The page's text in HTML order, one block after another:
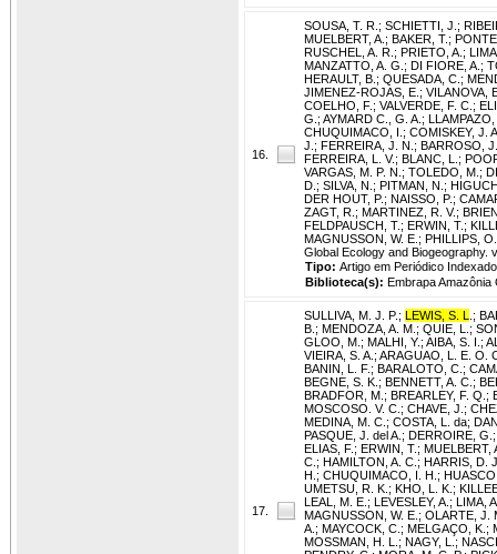
16.
SOUSA, T. R. ; SCHIETTI, J. ;
MUELBERT, A. ; BAKER, T. ;
RUSCHEL, A. R. ; PRIETO, A. ;
MANZATTO, A. G. ; DI FIORE, A. ;
HERAULT, B. ; QUESADA, C. ;
JIMENEZ-ROJAS, E. ; VILANOVA,
COELHO, F. ; VALVERDE, F. C. ;
G. ; AYMARD C., G. A. ;
CHUQUIMACO, I. ; COMISKEY, J.
J. ; FERREIRA, J. N. ; BARROSO,
FERREIRA, L. V.; BLANC, L. ;
VARGAS, M. P. N. ; TOLEDO, M. ;
D. ; SILVA, N. ; PITMAN, N. ;
DER HOUT, P. ; NAISSO, P. ;
ZAGT, R. ; MARTINEZ, R. V.;
FELDPAUSCH, T. ; ERWIN, T. ;
MAGNUSSON, W. E. ; PHILLIPS,
Global Ecology and Biogeography.
Tipo: Artigo em Periódico Indexado
Biblioteca(s): Embrapa Amazônia
17.
SULLIVA, M. J. P. ; LEWIS, S. L ;
B. ; MENDOZA, A. M. ; QUIE, L. ;
GLOO, M. ; MALHI, Y. ; AIBA, S. I. ;
VIEIRA, S. A. ; ARAGUAO, L. E. O.
BANIN, L. F. ; BARALOTO, C. ;
BEGNE, S. K. ; BENNETT, A. C. ;
BRADFOR, M. ; BREARLEY, F. Q. ;
MOSCOSO. V. C. ; CHAVE, J. ;
MEDINA, M. C. ; COSTA, L. da;
PASQUE, J. del A. ; DERROIRE, G.
ELIAS, F. ; ERWIN, T. ; MUELBERT,
C. ; HAMILTON, A. C. ; HARRIS, D.
H. ; CHUQUIMACO, I. H. ;
UMETSU, R. K. ; KHO, L. K. ;
LEAL, M. E. ; LEVESLEY, A. ; LIMA,
MAGNUSSON, W. E. ; OLARTE, J.
A. ; MAYCOCK, C. ; MELGAÇO, K. ;
MOSSMAN, H. L. ; NAGY, L. ;